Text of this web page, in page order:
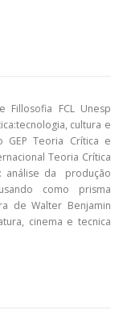
Fillosofia FCL Unesp
cultura e
GEP Teoria Crítica e
Teoria Crítica
análise da produção
como prisma
de Walter Benjamin
cinema e tecnica